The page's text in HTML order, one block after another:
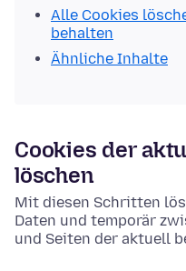
Alle Cookies
behalten
Ähnliche Inhalte
Cookies der
löschen
Mit diesen Schritten
Daten und temporär
und Seiten der aktuell